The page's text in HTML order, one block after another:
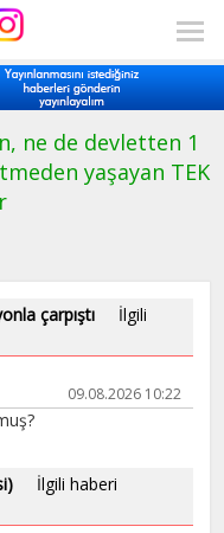
ne de devletten 1
yaşayan TEK
çarpıştı
İlgili
09.08.2026 10:22
İlgili haberi